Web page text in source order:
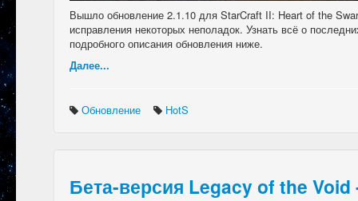
Вышло обновление 2.1.10 для StarCraft II: Heart of the
исправления некоторых неполадок. Узнать всё о
подробного описания обновления ниже.
Далее...
Обновление HotS
Бета-версия Legacy of the